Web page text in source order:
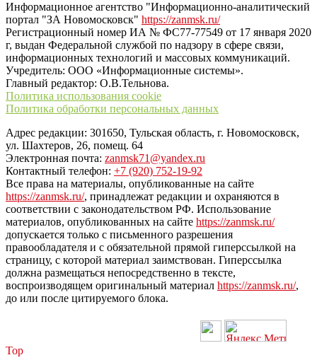
Информационное агентство "Информационно-аналитический
портал "ЗА Новомосковск" https://zanmsk.ru/
Регистрационный номер ИА № ФС77-77549 от 17 января 2020
г, выдан Федеральной службой по надзору в сфере связи,
информационных технологий и массовых коммуникаций.
Учредитель: ООО «Информационные системы».
Главный редактор: О.В.Тельнова.
Политика использования cookie
Политика обработки персональных данных
Адрес редакции: 301650, Тульская область, г. Новомосковск,
ул. Шахтеров, 26, помещ. 64
Электронная почта: zanmsk71@yandex.ru
Контактный телефон: +7 (920) 752-19-92
Все права на материалы, опубликованные на сайте
https://zanmsk.ru/, принадлежат редакции и охраняются в
соответствии с законодательством РФ. Использование
материалов, опубликованных на сайте https://zanmsk.ru/
допускается только с письменного разрешения
правообладателя и с обязательной прямой гиперссылкой на
страницу, с которой материал заимствован. Гиперссылка
должна размещаться непосредственно в тексте,
воспроизводящем оригинальный материал https://zanmsk.ru/,
до или после цитируемого блока.
Top